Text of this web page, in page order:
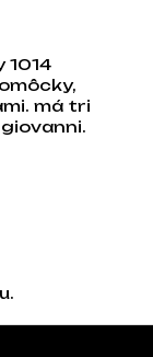
1014
má tri